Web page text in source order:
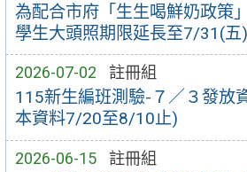
為配合市府「生生喝鮮奶政策
學生大頭照期限延長至7/31(五
2026-07-02 註冊組
115新生編班測驗-７／３發放
本資料7/20至8/10止)
2026-06-15 註冊組